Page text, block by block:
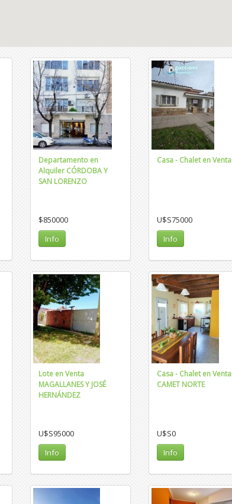
Departamento en
Alquiler CÓRDOBA Y
SAN LORENZO
$850000
Info
Casa - Chalet en Venta
U$S75000
Info
Lote en Venta
MAGALLANES Y JOSÉ
HERNÁNDEZ
U$S95000
Info
Casa - Chalet en Venta
CAMET NORTE
U$S0
Info